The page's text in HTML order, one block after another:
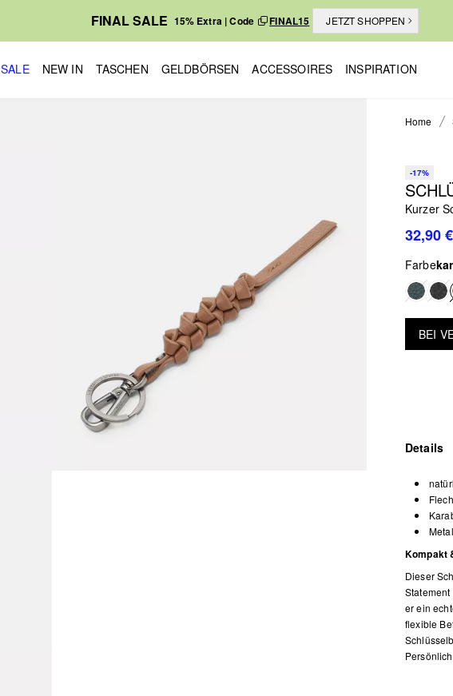
FINAL SALE 15% Extra | Code FINAL15 JETZT SHOPPEN
SALE NEW IN TASCHEN GELDBÖRSEN ACCESSOIRES INSPIRATION
Home
-17%
Kurzer
32,90 €
Farbe
BEI
Details
Kompakt
Dieser
er ein
flexible